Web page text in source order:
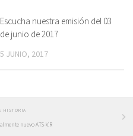
Escucha nuestra emisión del 03
de junio de 2017
5 JUNIO, 2017
HISTORIA
nuevo ATS-V.R